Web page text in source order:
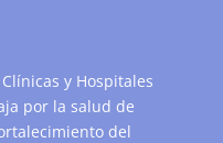
y Hospitales
por la salud de
del